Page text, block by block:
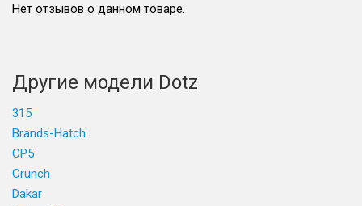
Нет отзывов о данном товаре.
Другие модели Dotz
315
Brands-Hatch
CP5
Crunch
Dakar